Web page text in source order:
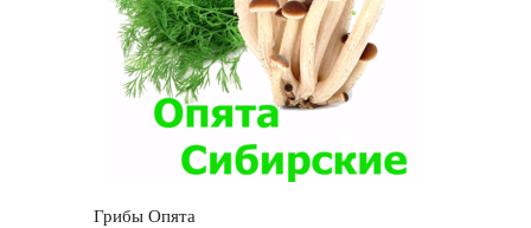
Грибы Опята